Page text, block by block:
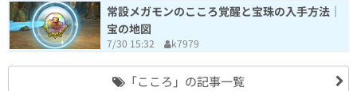
常設メガモンのこころ覚醒と宝珠の入手方法｜
宝の地図
7/30 15:32 k7979
「こころ」の記事一覧